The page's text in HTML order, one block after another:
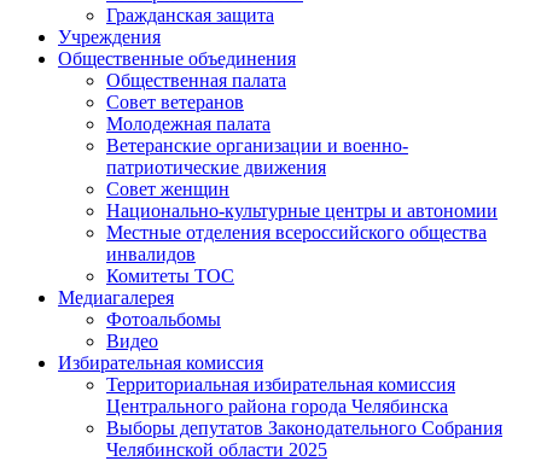
Гражданская защита
Учреждения
Общественные объединения
Общественная палата
Совет ветеранов
Молодежная палата
Ветеранские организации и военно-
патриотические движения
Совет женщин
Национально-культурные центры и автономии
Местные отделения всероссийского общества
инвалидов
Комитеты ТОС
Медиагалерея
Фотоальбомы
Видео
Избирательная комиссия
Территориальная избирательная комиссия
Центрального района города Челябинска
Выборы депутатов Законодательного Собрания
Челябинской области 2025